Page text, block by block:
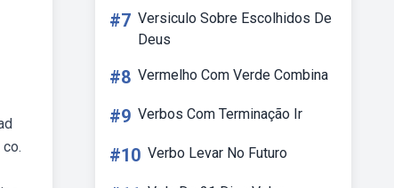
#7 Versiculo Sobre Escolhidos De
Deus
#8 Vermelho Com Verde Combina
#9 Verbos Com Terminação Ir
#10 Verbo Levar No Futuro